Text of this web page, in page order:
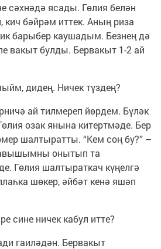
сәхнәдә ясады. Гөлия белән
кич бәйрәм иттек. Аның риза
барыбер каушадым. Безнең дә
вакыт булды. Бервакыт 1-2 ай
дидең. Ничек түздең?
ай тилмереп йөрдем. Бүләк
озак янына китертмәде. Бер
шалтыратты. “Кем соң бу?” –
онытып та
Гөлия шалтыраткач күңелгә
шөкер, әйбәт кенә яшәп
сине ничек кабул итте?
гаиләдән. Бервакыт